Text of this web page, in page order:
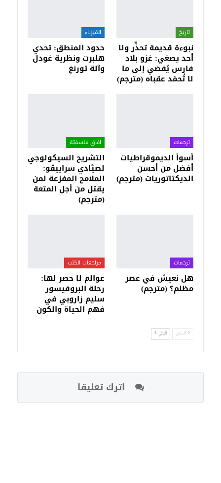
تاريخ
نبوءة قديمة تحذِّر ولا
أحد يصغي: غزو بلاد
فارس يُفضي إلى ما
لا تُحمَد عقباه (مترجم)
الفيزياء
حدود المنطق: تحدي
هلبرت ونظرية غودل
وآلة تورنغ
ترجمات
أسوأ الديموقراطيات
أفضل من أحسن
الديكتاتوريات (مترجم)
آفاق فلسفيّة‎
التشريح السيكولوجي
لصيَّادي سراييڤو:
الملامح المفزعة لمن
يقتل من أجل المتعة
(مترجم)
ترجمات
هل نعيش في عصر
مظلم؟ (مترجم)
مراجعات الكتب
عوالم لا حصر لها:
رحلة البروفيسور
سليم زاروبي في
فهم الحياة والكون
السابق التالي
اترك تعليقا